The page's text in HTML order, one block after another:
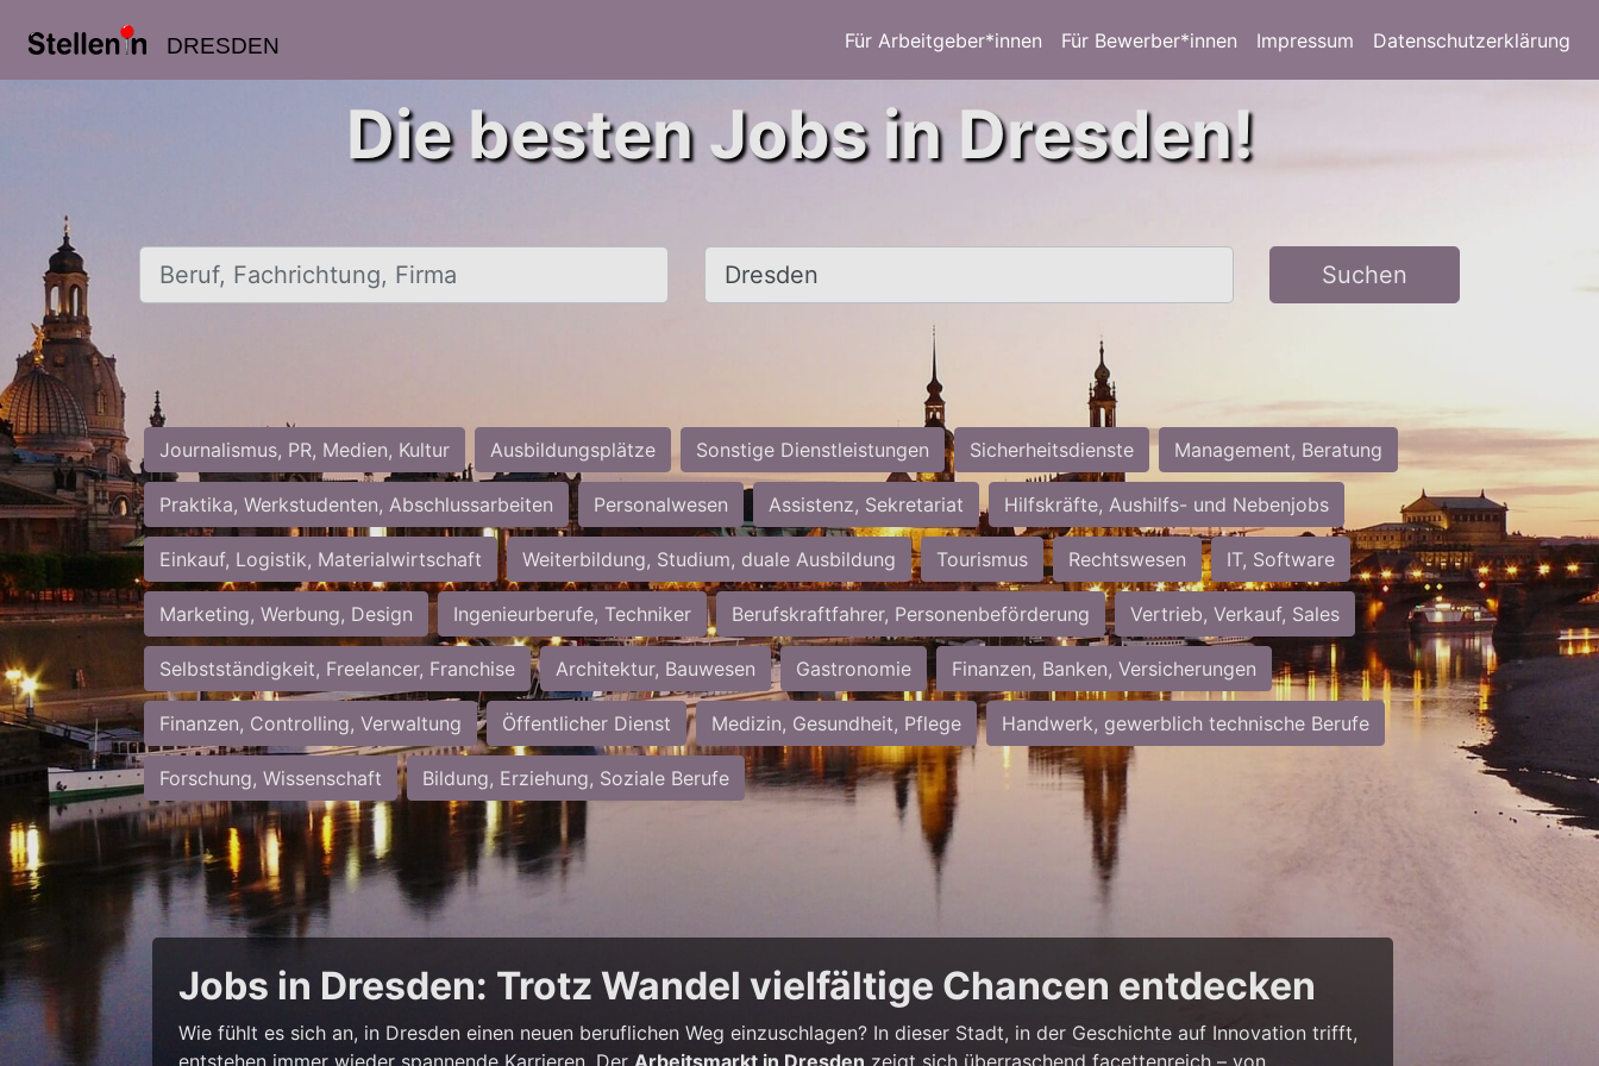
DRESDEN Für Arbeitgeber*innen Für Bewerber*innen Impressum Datenschutzerklärung
Die besten Jobs in Dresden!
Beruf, Fachrichtung, Firma Ort, Stadt Suchen
Journalismus, PR, Medien, Kultur Ausbildungsplätze Sonstige Dienstleistungen Sicherheitsdienste Management, Beratung
Praktika, Werkstudenten, Abschlussarbeiten Personalwesen Assistenz, Sekretariat Hilfskräfte, Aushilfs- und Nebenjobs
Einkauf, Logistik, Materialwirtschaft Weiterbildung, Studium, duale Ausbildung Tourismus Rechtswesen IT, Software
Marketing, Werbung, Design Ingenieurberufe, Techniker Berufskraftfahrer, Personenbeförderung Vertrieb, Verkauf, Sales
Selbstständigkeit, Freelancer, Franchise Architektur, Bauwesen Gastronomie Finanzen, Banken, Versicherungen
Finanzen, Controlling, Verwaltung Öffentlicher Dienst Medizin, Gesundheit, Pflege Handwerk, gewerblich technische Berufe
Forschung, Wissenschaft Bildung, Erziehung, Soziale Berufe
Jobs in Dresden: Trotz Wandel vielfältige Chancen entdecken
Wie fühlt es sich an, in Dresden einen neuen beruflichen Weg einzuschlagen? In dieser Stadt, in der Geschichte auf Innovation trifft,